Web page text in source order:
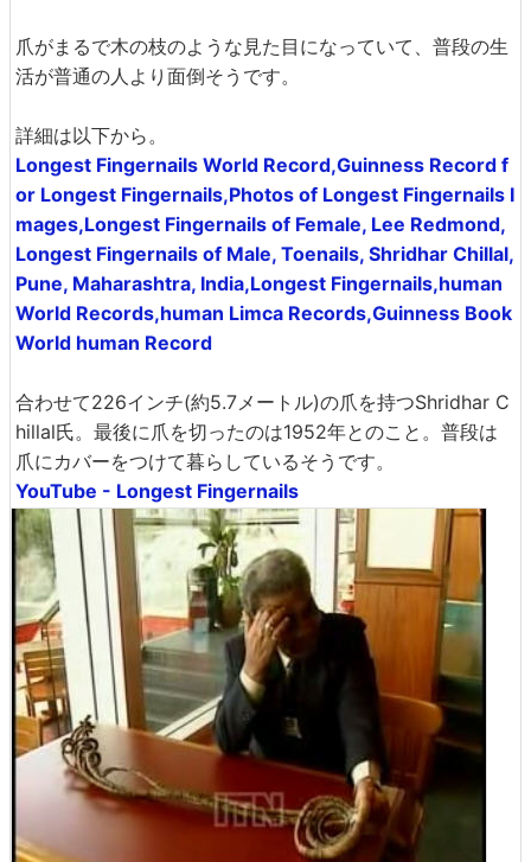
爪がまるで木の枝のような見た目になっていて、普段の生
活が普通の人より面倒そうです。
詳細は以下から。
Longest Fingernails World Record,Guinness Record f
or Longest Fingernails,Photos of Longest Fingernails I
mages,Longest Fingernails of Female, Lee Redmond,
Longest Fingernails of Male, Toenails, Shridhar Chillal,
Pune, Maharashtra, India,Longest Fingernails,human
World Records,human Limca Records,Guinness Book
World human Record
合わせて226インチ(約5.7メートル)の爪を持つShridhar C
hillal氏。最後に爪を切ったのは1952年とのこと。普段は
爪にカバーをつけて暮らしているそうです。
YouTube - Longest Fingernails